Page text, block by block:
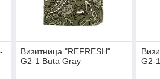
Визитница "REFRESH"
G2-1 Buta Gray
G2-